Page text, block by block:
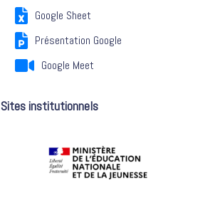
Google Sheet
Présentation Google
Google Meet
Sites institutionnels